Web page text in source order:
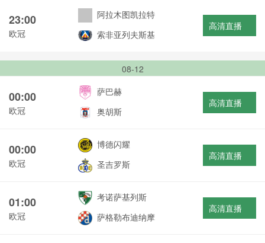
23:00
欧冠
阿拉木图凯拉特
索非亚列夫斯基
高清直播
08-12
00:00
欧冠
萨巴赫
奥胡斯
高清直播
00:00
欧冠
博德闪耀
圣吉罗斯
高清直播
01:00
欧冠
考诺萨基列斯
萨格勒布迪纳摩
高清直播